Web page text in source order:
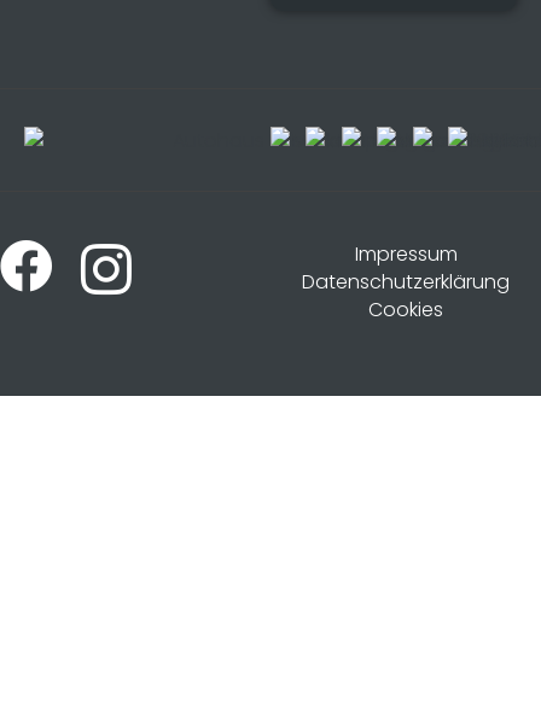
Impressum
Datenschutzerklärung
Cookies